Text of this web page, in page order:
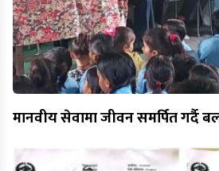
मानवीय सेवामा जीवन समर्पित गर्दै